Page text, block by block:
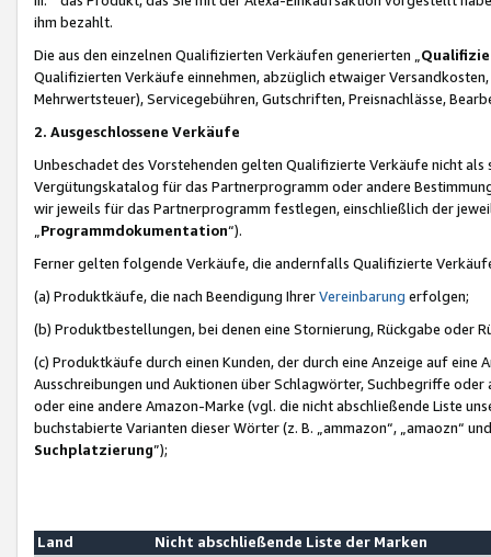
ihm bezahlt.
Die aus den einzelnen Qualifizierten Verkäufen generierten „
Qualifizierten Verkäufe einnehmen, abzüglich etwaiger
Mehrwertsteuer), Servicegebühren, Gutschriften, Preisnachlässe,
2. Ausgeschlossene Verkäufe
Unbeschadet des Vorstehenden gelten Qualifizierte Verkäufe nicht
Vergütungskatalog für das Partnerprogramm oder andere
wir jeweils für das Partnerprogramm festlegen, einschließlich der
Programmdokumentation“).
Ferner gelten folgende Verkäufe, die andernfalls Qualifizierte
(a) Produktkäufe, die nach Beendigung IhrerVereinbarung erfolgen;
(b) Produktbestellungen, bei denen eine Stornierung, Rückgabe oder
(c) Produktkäufe durch einen Kunden, der durch eine Anzeige auf
Ausschreibungen und Auktionen über Schlagwörter, Suchbegriffe
oder eine andere Amazon-Marke (vgl. die nicht abschließende Liste
buchstabierte Varianten dieser Wörter (z. B. „ammazon“, „amaozn“
Suchplatzierung”);
Land
Nicht abschließende Liste der Marken